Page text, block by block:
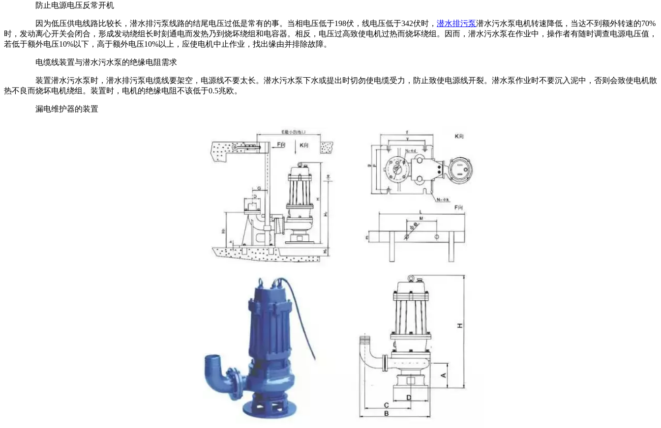
防止电源电压反常开机
因为低压供电线路比较长，潜水排污泵线路的结尾电压过低是常有的事。当相电压低于198伏，线电压低于342伏时， 潜水排污泵潜水污水泵电机转速降低，当达不到额外转速的70%
时，发动离心开关会闭合，形成发动绕组长时刻通电而发热乃到烧坏绕组和电容器。相反，电压过高致使电机过热而烧坏绕组。因而，潜水污水泵在作业中，操作者有随时调查电源电压值，
若低于额外电压10%以下，高于额外电压10%以上，应使电机中止作业，找出缘由并排除故障。
电缆线装置与潜水污水泵的绝缘电阻需求
装置潜水污水泵时，潜水排污泵电缆线要架空，电源线不要太长。潜水污水泵下水或提出时切勿使电缆受力，防止致使电源线开裂。潜水泵作业时不要沉入泥中，否则会致使电机散
热不良而烧坏电机绕组。装置时，电机的绝缘电阻不该低于0.5兆欧。
漏电维护器的装置